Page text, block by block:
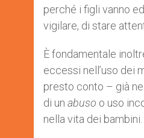
perché i figli vanno
vigilare, di stare
È fondamentale
eccessi nell’uso dei
presto conto – già
di un abuso o uso
nella vita dei bambini.